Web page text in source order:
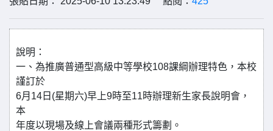
說明：
一、為推廣普通型高級中等學校108課綱辦理特色，本校
謹訂於
6月14日(星期六)早上9時至11時辦理新生家長說明會，
本
年度以現場及線上會議兩種形式籌劃。